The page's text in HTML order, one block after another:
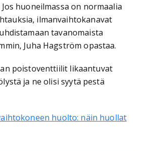
huoneilmassa on normaalia
ilmanvaihtokanavat
tavanomaista
Juha Hagström opastaa.
poistoventtiilit likaantuvat
ja ne olisi syytä pestä
huolto: näin huollat